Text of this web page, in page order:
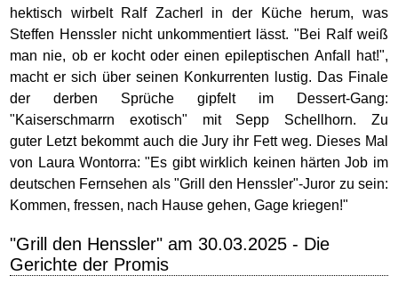
hektisch wirbelt Ralf Zacherl in der Küche herum, was
Steffen Henssler nicht unkommentiert lässt. "Bei Ralf weiß
man nie, ob er kocht oder einen epileptischen Anfall hat!",
macht er sich über seinen Konkurrenten lustig. Das Finale
der derben Sprüche gipfelt im Dessert-Gang:
"Kaiserschmarrn exotisch" mit Sepp Schellhorn. Zu
guter Letzt bekommt auch die Jury ihr Fett weg. Dieses Mal
von Laura Wontorra: "Es gibt wirklich keinen härten Job im
deutschen Fernsehen als "Grill den Henssler"-Juror zu sein:
Kommen, fressen, nach Hause gehen, Gage kriegen!"
"Grill den Henssler" am 30.03.2025 - Die
Gerichte der Promis